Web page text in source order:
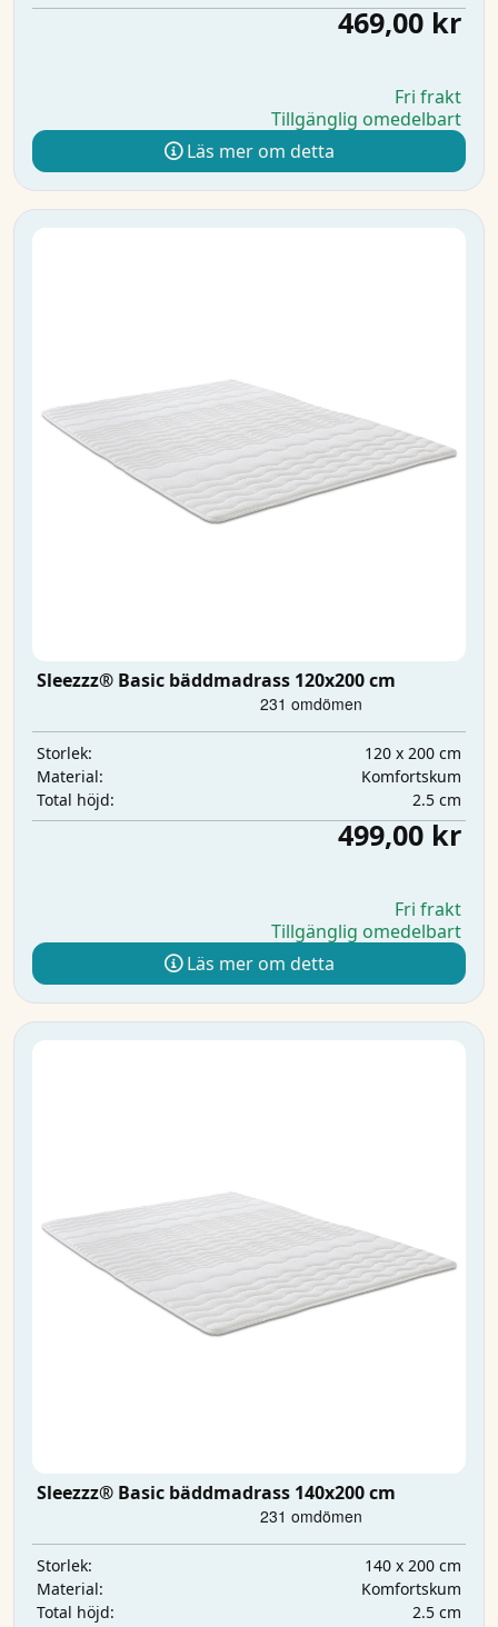
469,00 kr
Fri frakt
Tillgänglig omedelbart
Läs mer om detta
Sleezzz® Basic bäddmadrass 120x200 cm
Storlek:
120 x 200 cm
Material:
Komfortskum
Total höjd:
2.5 cm
499,00 kr
Fri frakt
Tillgänglig omedelbart
Läs mer om detta
Sleezzz® Basic bäddmadrass 140x200 cm
Storlek:
140 x 200 cm
Material:
Komfortskum
Total höjd:
2.5 cm